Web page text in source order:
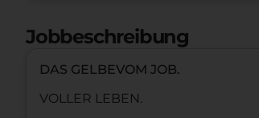
Jobbeschreibung
DAS GELBEVOM JOB.
VOLLER LEBEN.